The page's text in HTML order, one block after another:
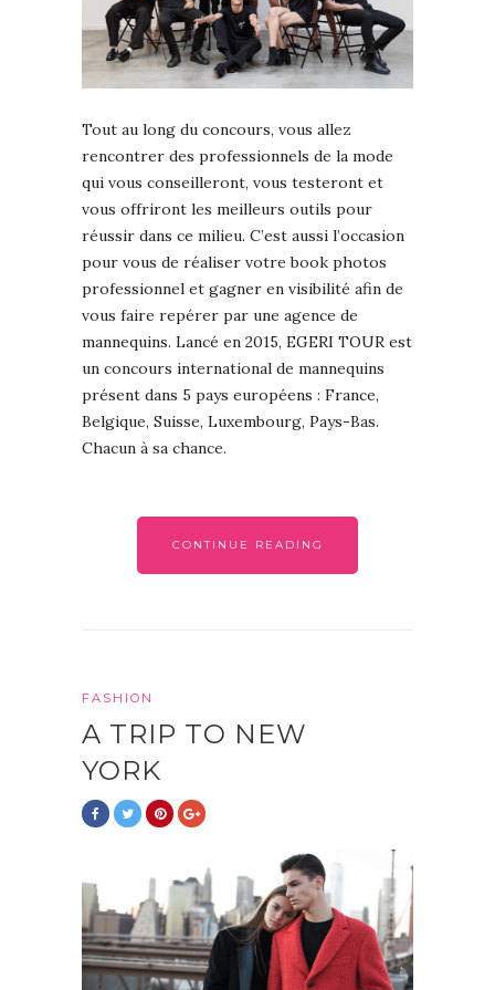
Tout au long du concours, vous allez
rencontrer des professionnels de la mode
qui vous conseilleront, vous testeront et
vous offriront les meilleurs outils pour
réussir dans ce milieu. C’est aussi l’occasion
pour vous de réaliser votre book photos
professionnel et gagner en visibilité afin de
vous faire repérer par une agence de
mannequins. Lancé en 2015, EGERI TOUR est
un concours international de mannequins
présent dans 5 pays européens : France,
Belgique, Suisse, Luxembourg, Pays-Bas.
Chacun à sa chance.
CONTINUE READING
FASHION
A TRIP TO NEW
YORK